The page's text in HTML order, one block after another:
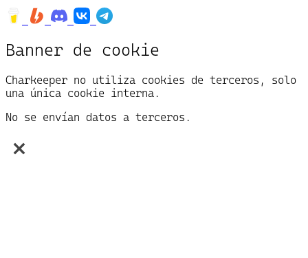
Banner de cookie
Charkeeper no utiliza cookies de terceros, solo
una única cookie interna.
No se envían datos a terceros.